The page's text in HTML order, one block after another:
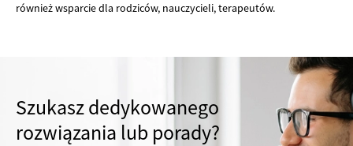
również wsparcie dla rodziców, nauczycieli, terapeutów.
Szukasz dedykowanego
rozwiązania lub porady?